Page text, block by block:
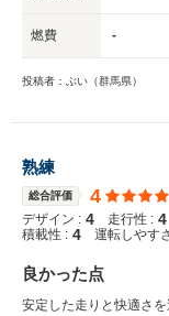
燃費 -
投稿者：ぶい（群馬県）
熟練
総合評価 4
デザイン : 4 走行性 : 4
積載性 : 4 運転しやす
良かった点
安定した走りと快適さ